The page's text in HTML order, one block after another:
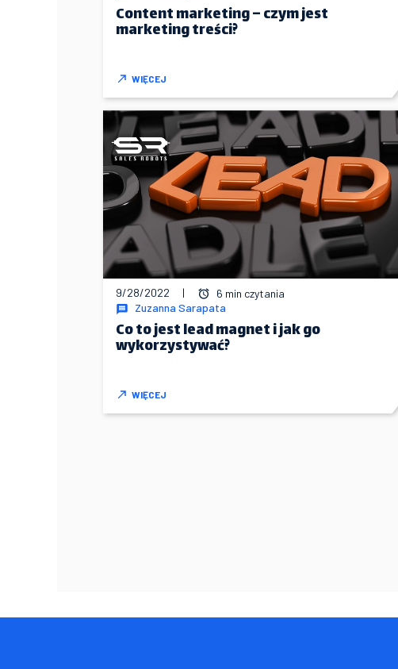
Content marketing – czym jest
marketing treści?
WIĘCEJ
Zuzanna Sarapata
9/28/2022 | 6 min czytania
Co to jest lead magnet i jak go
wykorzystywać?
WIĘCEJ